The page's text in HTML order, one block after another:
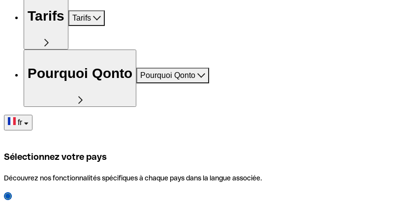
Tarifs Tarifs
Pourquoi Qonto Pourquoi Qonto
fr
Sélectionnez votre pays
Découvrez nos fonctionnalités spécifiques à chaque pays dans la langue associée.